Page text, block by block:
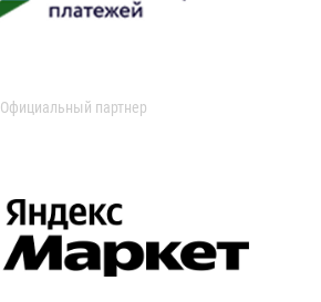
Официальный партнер